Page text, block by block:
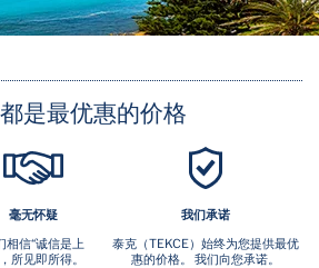
是最优惠的价格
毫无怀疑
相信“诚信是上
所见即所得。
我们承诺
泰克（TEKCE）始终为您提供最优
惠的价格。 我们向您承诺。